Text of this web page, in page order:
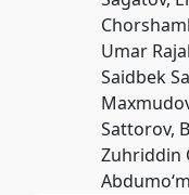
Umar
Saidbek
Sattorov,
Zuhriddin